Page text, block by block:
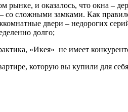
и оказалось, что окна –
сложными замками. Как
двери – недорогих
долго;
«Икея» не имеет
которую вы купили для